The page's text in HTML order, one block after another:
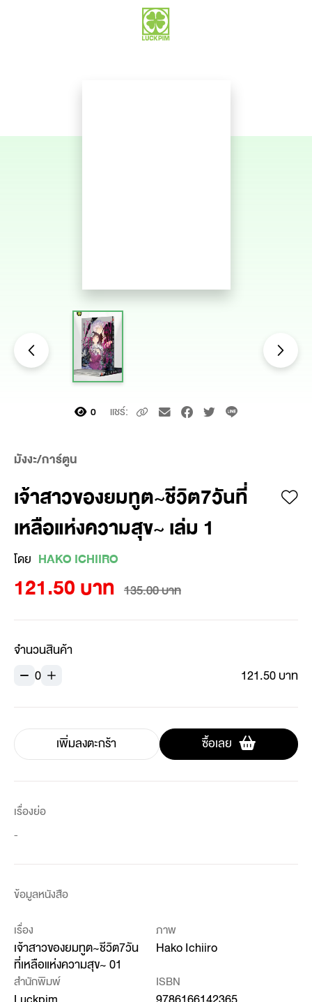
0 แชร์:
มังงะ/การ์ตูน
เจ้าสาวของยมทูต~ชีวิต7วันที่
เหลือแห่งความสุข~ เล่ม 1
โดย HAKO ICHIIRO
121.50 บาท 135.00 บาท
จำนวนสินค้า
0
121.50 บาท
เพิ่มลงตะกร้า ซื้อเลย
เรื่องย่อ
-
ข้อมูลหนังสือ
เรื่อง
เจ้าสาวของยมทูต~ชีวิต7วัน
ที่เหลือแห่งความสุข~ 01
ภาพ
Hako Ichiiro
สำนักพิมพ์ ISBN